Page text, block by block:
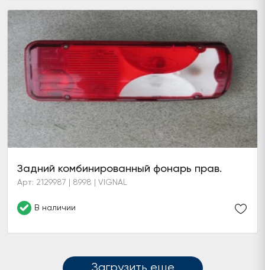
Задний комбинированный фонарь прав.
Арт: 2129987 | 8998 | VIGNAL
В наличии
Загрузить еще